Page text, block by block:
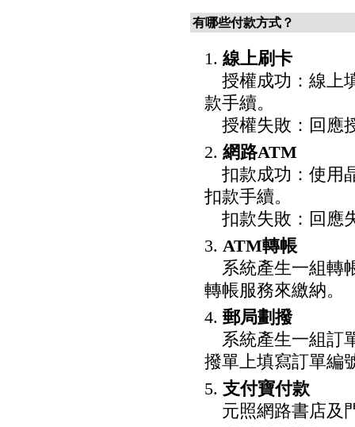
有哪些付款方式？
1. 線上刷卡
授權成功：線上
款手續。
授權失敗：回應
2. 網路ATM
扣款成功：使用
扣款手續。
扣款失敗：回應
3. ATM轉帳
系統產生一組轉
轉帳服務來繳納。
4. 郵局劃撥
系統產生一組訂
撥單上填寫訂單編
5. 支付寶付款
元照網路書店及